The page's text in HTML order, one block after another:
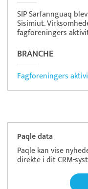
SIP Sarfannguaq
Sisimiut.
fagforeningers
BRANCHE
Fagforeningers
Paqle data
Paqle kan vise
direkte i dit CRM-